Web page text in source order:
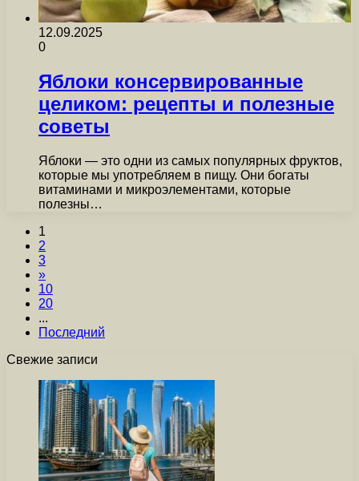
12.09.2025
0
Яблоки консервированные
целиком: рецепты и полезные
советы
Яблоки — это одни из самых популярных фруктов,
которые мы употребляем в пищу. Они богаты
витаминами и микроэлементами, которые
полезны…
1
2
3
»
10
20
...
Последний
Свежие записи